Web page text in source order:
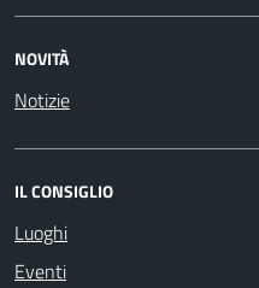
NOVITÀ
Notizie
IL CONSIGLIO
Luoghi
Eventi